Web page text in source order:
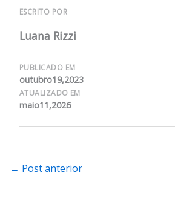
ESCRITO POR
Luana Rizzi
PUBLICADO EM
outubro19,2023
ATUALIZADO EM
maio11,2026
← Post anterior